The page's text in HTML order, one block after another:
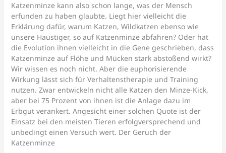
Katzenminze kann also schon lange, was der Mensch
erfunden zu haben glaubte. Liegt hier vielleicht die
Erklärung dafür, warum Katzen, Wildkatzen ebenso wie
unsere Haustiger, so auf Katzenminze abfahren? Oder hat
die Evolution ihnen vielleicht in die Gene geschrieben, dass
Katzenminze auf Flöhe und Mücken stark abstoßend wirkt?
Wir wissen es noch nicht. Aber die euphorisierende
Wirkung lässt sich für Verhaltenstherapie und Training
nutzen. Zwar entwickeln nicht alle Katzen den Minze-Kick,
aber bei 75 Prozent von ihnen ist die Anlage dazu im
Erbgut verankert. Angesicht einer solchen Quote ist der
Einsatz bei den meisten Tieren erfolgversprechend und
unbedingt einen Versuch wert. Der Geruch der
Katzenminze